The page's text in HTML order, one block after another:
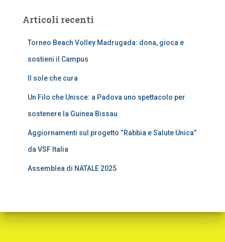
Articoli recenti
Torneo Beach Volley Madrugada: dona, gioca e
sostieni il Campus
Il sole che cura
Un Filo che Unisce: a Padova uno spettacolo per
sostenere la Guinea Bissau
Aggiornamenti sul progetto “Rabbia e Salute Unica”
da VSF Italia
Assemblea di NATALE 2025